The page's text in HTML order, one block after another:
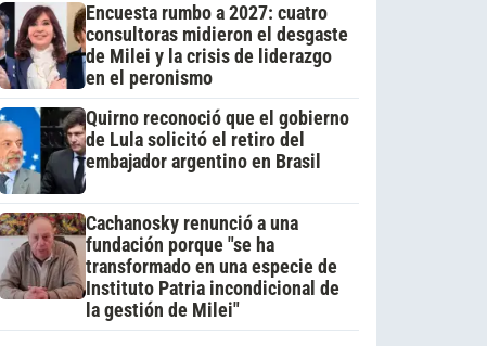
Encuesta rumbo a 2027: cuatro
consultoras midieron el desgaste
de Milei y la crisis de liderazgo
en el peronismo
Quirno reconoció que el gobierno
de Lula solicitó el retiro del
embajador argentino en Brasil
Cachanosky renunció a una
fundación porque "se ha
transformado en una especie de
Instituto Patria incondicional de
la gestión de Milei"